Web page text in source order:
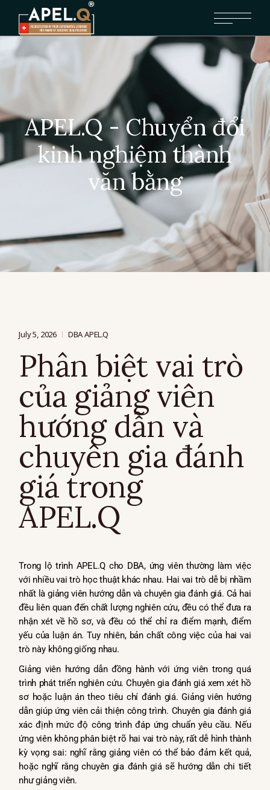
APEL.Q - Chuyển đổi
kinh nghiệm thành
văn bằng
July 5, 2026 DBA APEL.Q
Phân biệt vai trò
của giảng viên
hướng dẫn và
chuyên gia đánh
giá trong
APEL.Q
Trong lộ trình APEL.Q cho DBA, ứng viên thường làm việc
với nhiều vai trò học thuật khác nhau. Hai vai trò dễ bị nhầm
nhất là giảng viên hướng dẫn và chuyên gia đánh giá. Cả hai
đều liên quan đến chất lượng nghiên cứu, đều có thể đưa ra
nhận xét về hồ sơ, và đều có thể chỉ ra điểm mạnh, điểm
yếu của luận án. Tuy nhiên, bản chất công việc của hai vai
trò này không giống nhau.
Giảng viên hướng dẫn đồng hành với ứng viên trong quá
trình phát triển nghiên cứu. Chuyên gia đánh giá xem xét hồ
sơ hoặc luận án theo tiêu chí đánh giá. Giảng viên hướng
dẫn giúp ứng viên cải thiện công trình. Chuyên gia đánh giá
xác định mức độ công trình đáp ứng chuẩn yêu cầu. Nếu
ứng viên không phân biệt rõ hai vai trò này, rất dễ hình thành
kỳ vọng sai: nghĩ rằng giảng viên có thể bảo đảm kết quả,
hoặc nghĩ rằng chuyên gia đánh giá sẽ hướng dẫn chi tiết
như giảng viên.